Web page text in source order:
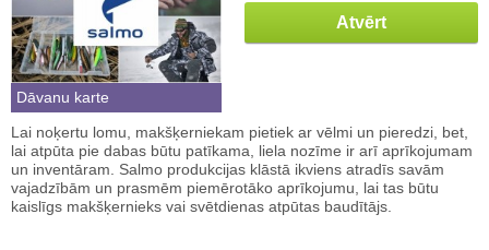
Dāvanu karte
Atvērt
Lai noķertu lomu, makšķerniekam pietiek ar vēlmi un pieredzi, bet,
lai atpūta pie dabas būtu patīkama, liela nozīme ir arī aprīkojumam
un inventāram. Salmo produkcijas klāstā ikviens atradīs savām
vajadzībām un prasmēm piemērotāko aprīkojumu, lai tas būtu
kaislīgs makšķernieks vai svētdienas atpūtas baudītājs.